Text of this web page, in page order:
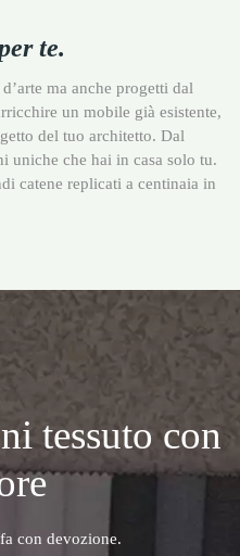
te.
ma anche progetti dal
un mobile già esistente,
del tuo architetto. Dal
uniche che hai in casa solo tu.
catene replicati a centinaia in
tessuto con
con devozione.